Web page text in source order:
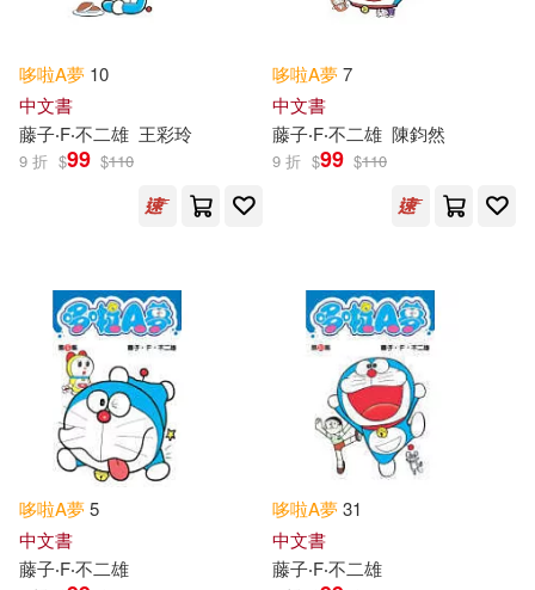
哆啦A夢 10
中文書
藤子‧F‧不二雄 王彩玲
9 折 $99 $110
哆啦A夢7
中文書
藤子‧F‧不二雄 陳鈞然
9 折 $99 $110
哆啦A夢5
中文書
藤子‧F‧不二雄
哆啦A夢31
中文書
藤子‧F‧不二雄